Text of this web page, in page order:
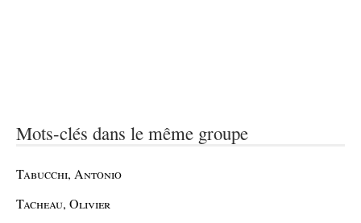
Mots-clés dans le même groupe
Tabucchi, Antonio
Tacheau, Olivier